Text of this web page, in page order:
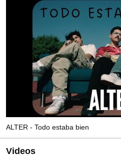
ALTER - Todo estaba bien
Videos